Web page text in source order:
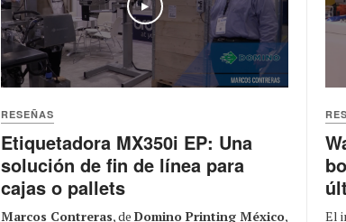
Play
RESEÑAS
Etiquetadora MX350i EP: Una
solución de fin de línea para
cajas o pallets
Marcos Contreras, de Domino Printing México, El